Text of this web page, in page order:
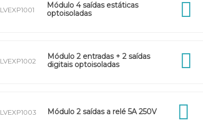
LVEXP1001
Módulo 4 saídas estáticas
optoisoladas
LVEXP1002
Módulo 2 entradas + 2 saídas
digitais optoisoladas
LVEXP1003 Módulo 2 saídas a relé 5A 250V